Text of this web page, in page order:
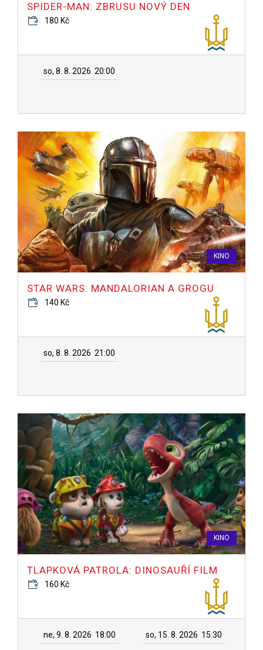
SPIDER-MAN: ZBRUSU NOVÝ DEN
180 Kč
so, 8. 8. 2026 20:00
KINO
STAR WARS: MANDALORIAN A GROGU
140 Kč
so, 8. 8. 2026 21:00
KINO
TLAPKOVÁ PATROLA: DINOSAUŘÍ FILM
160 Kč
ne, 9. 8. 2026 18:00 so, 15. 8. 2026 15:30